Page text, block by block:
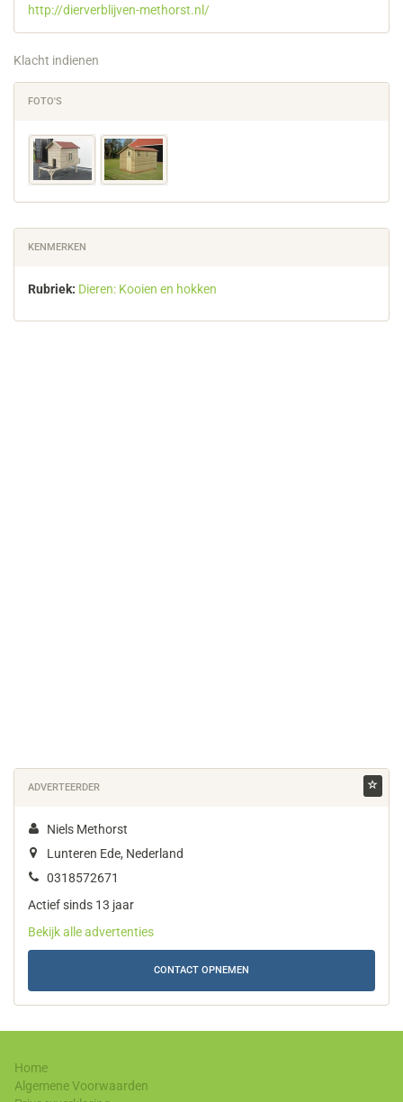
http://dierverblijven-methorst.nl/
Klacht indienen
FOTO'S
KENMERKEN
Rubriek: Dieren: Kooien en hokken
ADVERTEERDER
Niels Methorst
Lunteren Ede, Nederland
0318572671
Actief sinds 13 jaar
Bekijk alle advertenties
CONTACT OPNEMEN
Home
Algemene Voorwaarden